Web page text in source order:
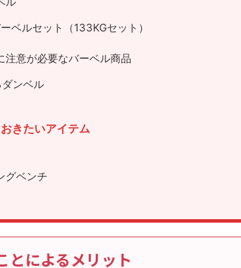
ベルセット（133KGセット）
注意が必要なバーベル商品
ンベル
きたいアイテム
グベンチ
とによるメリット